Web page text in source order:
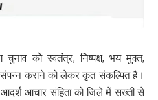
चुनाव को स्वतंत्र, निष्पक्ष, भय मुक्त,
में संपन्न कराने को लेकर कृत संकल्पित है।
आचार संहिता को जिले में सख्ती से